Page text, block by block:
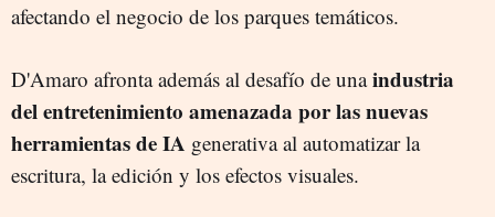
afectando el negocio de los parques temáticos.
D'Amaro afronta además al desafío de unaindustria
del entretenimiento amenazada por las nuevas
herramientas de IA generativa al automatizar la
escritura, la edición y los efectos visuales.